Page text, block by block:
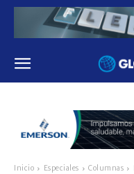
Inicio Especiales Columnas